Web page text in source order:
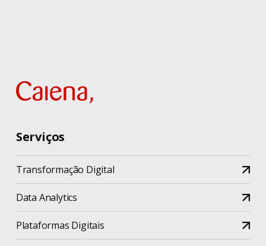
Serviços
Transformação Digital
Data Analytics
Plataformas Digitais